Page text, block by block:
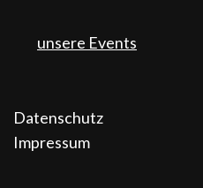
unsere Events
Datenschutz
Impressum